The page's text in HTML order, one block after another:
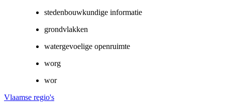
stedenbouwkundige informatie
grondvlakken
watergevoelige openruimte
worg
wor
Vlaamse regio's